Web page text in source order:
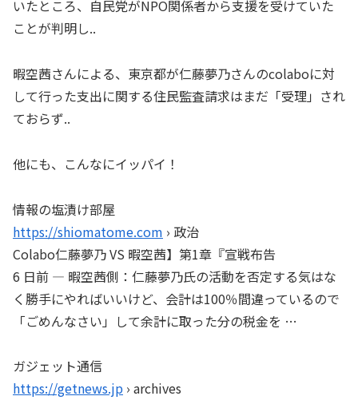
いたところ、自民党がNPO関係者から支援を受けていた
ことが判明し..
暇空茜さんによる、東京都が仁藤夢乃さんのcolaboに対
して行った支出に関する住民監査請求はまだ「受理」され
ておらず..
他にも、こんなにイッパイ！
情報の塩漬け部屋
https://shiomatome.com › 政治
Colabo仁藤夢乃 VS 暇空茜】第1章『宣戦布告
6 日前 — 暇空茜側：仁藤夢乃氏の活動を否定する気はな
く勝手にやればいいけど、会計は100％間違っているので
「ごめんなさい」して余計に取った分の税金を …
ガジェット通信
https://getnews.jp › archives